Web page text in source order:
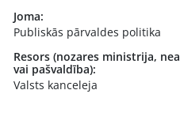
Joma:
Publiskās pārvaldes politika
Resors (nozares ministrija,
vai pašvaldība):
Valsts kanceleja